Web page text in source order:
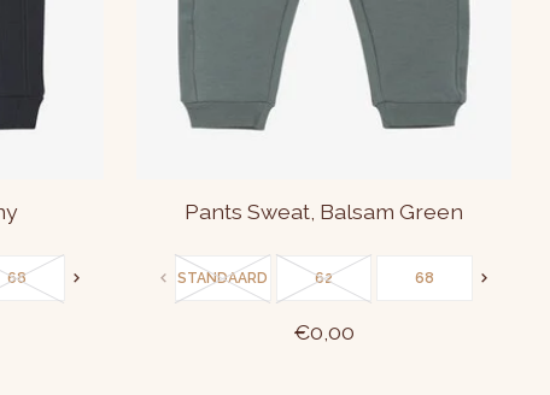
68 80 86
Pants Sweat, Balsam Green
STANDAARD 62 68
€0,00